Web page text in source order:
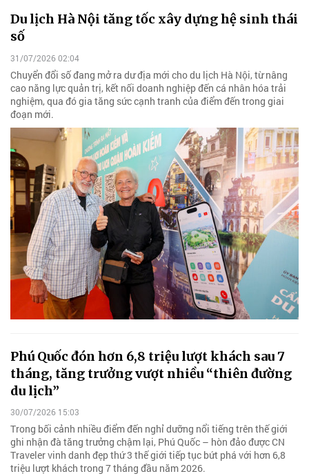
Du lịch Hà Nội tăng tốc xây dựng hệ sinh thái
số
31/07/2026 02:04
Chuyển đổi số đang mở ra dư địa mới cho du lịch Hà Nội, từ nâng
cao năng lực quản trị, kết nối doanh nghiệp đến cá nhân hóa trải
nghiệm, qua đó gia tăng sức cạnh tranh của điểm đến trong giai
đoạn mới.
Phú Quốc đón hơn 6,8 triệu lượt khách sau 7
tháng, tăng trưởng vượt nhiều “thiên đường
du lịch”
30/07/2026 15:03
Trong bối cảnh nhiều điểm đến nghỉ dưỡng nổi tiếng trên thế giới
ghi nhận đà tăng trưởng chậm lại, Phú Quốc – hòn đảo được CN
Traveler vinh danh đẹp thứ 3 thế giới tiếp tục bứt phá với hơn 6,8
triệu lượt khách trong 7 tháng đầu năm 2026.